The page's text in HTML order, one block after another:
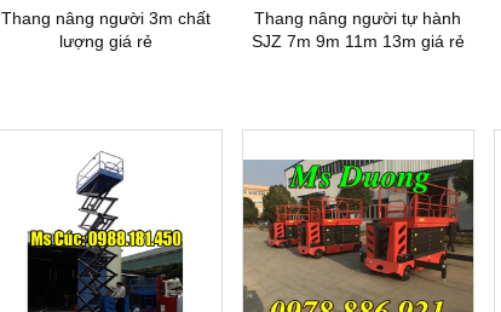
Thang nâng người 3m chất
lượng giá rẻ
Thang nâng người tự hành
SJZ 7m 9m 11m 13m giá rẻ